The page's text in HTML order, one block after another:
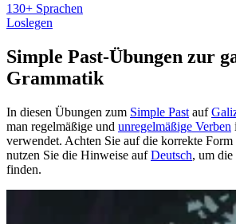
130+ Sprachen
Loslegen
Simple Past-Übungen zur
Grammatik
In diesen Übungen zum Simple Past auf
man regelmäßige und unregelmäßige Verben
verwendet. Achten Sie auf die korrekte Form
nutzen Sie die Hinweise aufDeutsch, um
finden.